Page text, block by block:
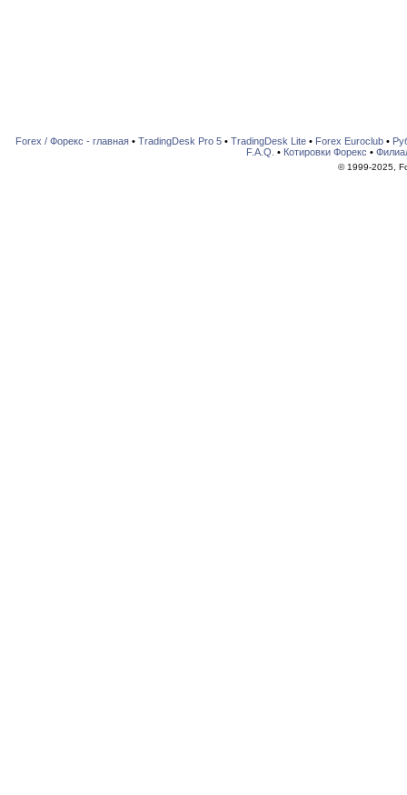
Forex / Форекс - главная• TradingDesk Pro 5• TradingDesk Lite• Forex Euroclub•
F.A.Q. • Котировки Форекс •
© 1999-2025,